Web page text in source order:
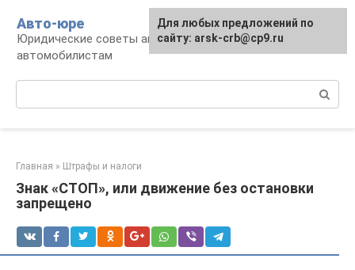
контенту
Авто-юре
Юридические советы автовладельцам и
автомобилистам
Главная » Штрафы и налоги
Знак «СТОП», или движение без остановки
запрещено
Для любых предложений по
сайту: arsk-crb@cp9.ru